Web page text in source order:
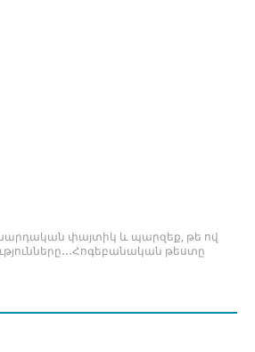
փայտիկ և պարզեք, թե ով
թեստը